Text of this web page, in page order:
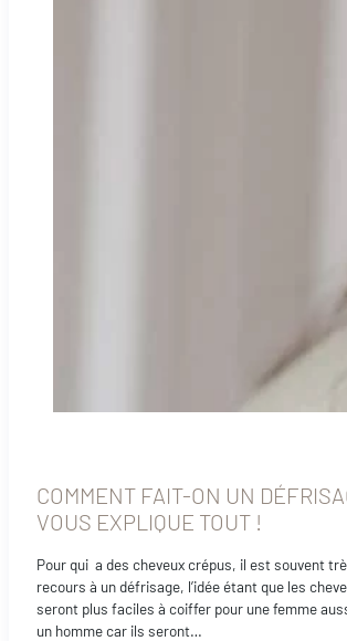
COMMENT FAIT-ON UN
VOUS EXPLIQUE TOUT !
Pour qui a des cheveux crépus, il est souvent
recours à un défrisage, l’idée étant que les
seront plus faciles à coiffer pour une femme
un homme car ils seront…